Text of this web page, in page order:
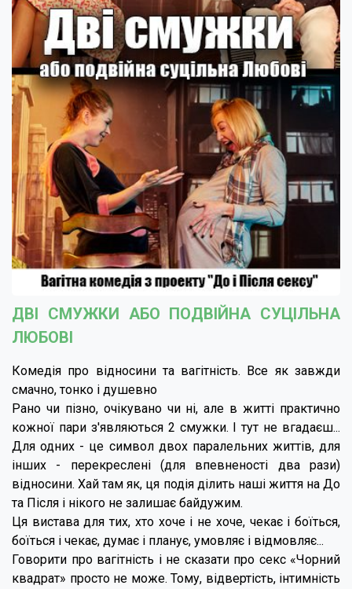
ДВІ СМУЖКИ АБО ПОДВІЙНА СУЦІЛЬНА
ЛЮБОВІ
Комедія про відносини та вагітність. Все як завжди
смачно, тонко і душевно
Рано чи пізно, очікувано чи ні, але в житті практично
кожної пари з'являються 2 смужки. І тут не вгадаєш...
Для одних - це символ двох паралельних життів, для
інших - перекреслені (для впевненості два рази)
відносини. Хай там як, ця подія ділить наші життя на До
та Після і нікого не залишає байдужим.
Ця вистава для тих, хто хоче і не хоче, чекає і боїться,
боїться і чекає, думає і планує, умовляє і відмовляє...
Говорити про вагітність і не сказати про секс «Чорний
квадрат» просто не може. Тому, відвертість, інтимність